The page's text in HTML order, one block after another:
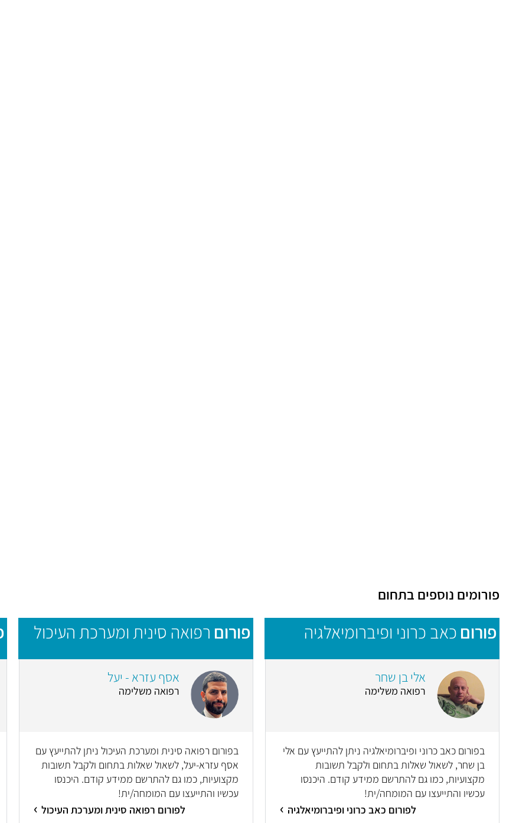
פורומים נוספים בתחום
פורום כאב כרוני ופיברומיאלגיה
אלי בן שחר
רפואה משלימה
בפורום כאב כרוני ופיברומיאלגיה ניתן להתייעץ עם אלי
בן שחר, לשאול שאלות בתחום ולקבל תשובות
מקצועיות, כמו גם להתרשם ממידע קודם. היכנסו
עכשיו והתייעצו עם המומחה/ית!
לפורום כאב כרוני ופיברומיאלגיה
פורום רפואה סינית ומערכת העיכול
אסף עזרא - יעל
רפואה משלימה
בפורום רפואה סינית ומערכת העיכול ניתן להתייעץ עם
אסף עזרא-יעל, לשאול שאלות בתחום ולקבל תשובות
מקצועיות, כמו גם להתרשם ממידע קודם. היכנסו
עכשיו והתייעצו עם המומחה/ית!
לפורום רפואה סינית ומערכת העיכול